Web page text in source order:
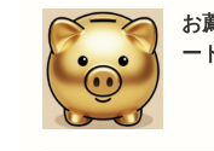
お
ー